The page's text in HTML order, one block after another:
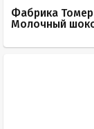
Фабрика
Молочный